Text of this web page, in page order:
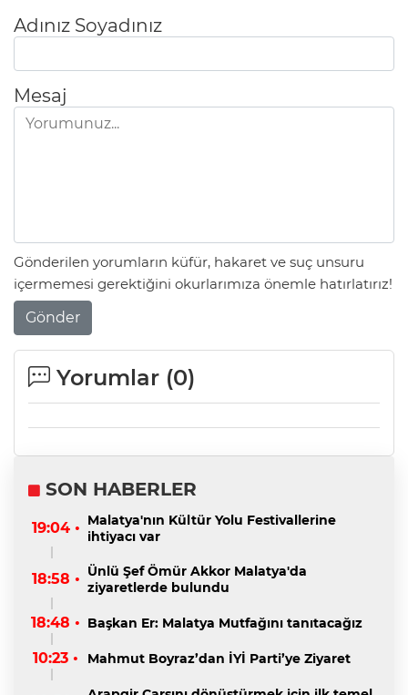
Adınız Soyadınız
Mesaj
Gönderilen yorumların küfür, hakaret ve suç unsuru
içermemesi gerektiğini okurlarımıza önemle hatırlatırız!
Gönder
Yorumlar (0)
SON HABERLER
19:04 • Malatya'nın Kültür Yolu Festivallerine
ihtiyacı var
18:58 • Ünlü Şef Ömür Akkor Malatya'da
ziyaretlerde bulundu
18:48 • Başkan Er: Malatya Mutfağını tanıtacağız
10:23 • Mahmut Boyraz’dan İYİ Parti’ye Ziyaret